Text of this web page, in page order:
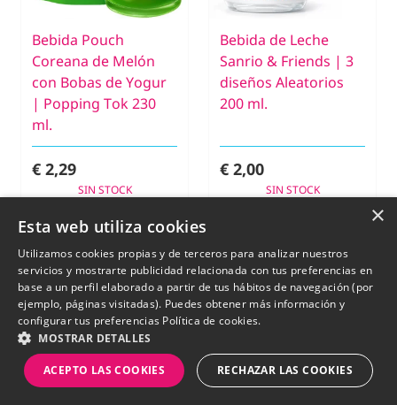
Bebida Pouch
Coreana de Melón
con Bobas de Yogur
| Popping Tok 230
ml.
€ 2,29
SIN STOCK
Bebida de Leche
Sanrio & Friends | 3
diseños Aleatorios
200 ml.
€ 2,00
SIN STOCK
New New
×
Esta web utiliza cookies
Utilizamos cookies propias y de terceros para analizar nuestros
servicios y mostrarte publicidad relacionada con tus preferencias en
base a un perfil elaborado a partir de tus hábitos de navegación (por
ejemplo, páginas visitadas). Puedes obtener más información y
configurar tus preferencias Política de cookies.
MOSTRAR DETALLES
ACEPTO LAS COOKIES RECHAZAR LAS COOKIES